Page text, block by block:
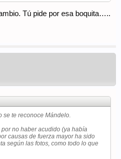
Tú pide por esa boquita…..
se te reconoce Mándelo.
no haber acudido (ya había
causas de fuerza mayor ha sido
según las fotos, como todo lo que